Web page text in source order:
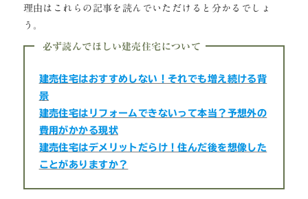
理由はこれらの記事を読んでいただけると分かるでしょ
う。
必ず読んでほしい建売住宅について
建売住宅はおすすめしない！それでも増え続ける背
景
建売住宅はリフォームできないって本当？予想外の
費用がかかる現状
建売住宅はデメリットだらけ！住んだ後を想像した
ことがありますか？